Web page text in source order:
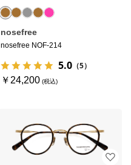
nosefree
nosefree NOF-214
5.0 （5）
￥24,200